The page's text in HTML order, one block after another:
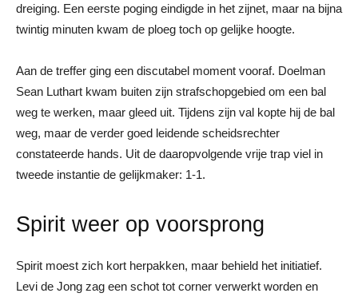
dreiging. Een eerste poging eindigde in het zijnet, maar na bijna
twintig minuten kwam de ploeg toch op gelijke hoogte.
Aan de treffer ging een discutabel moment vooraf. Doelman
Sean Luthart kwam buiten zijn strafschopgebied om een bal
weg te werken, maar gleed uit. Tijdens zijn val kopte hij de bal
weg, maar de verder goed leidende scheidsrechter
constateerde hands. Uit de daaropvolgende vrije trap viel in
tweede instantie de gelijkmaker: 1-1.
Spirit weer op voorsprong
Spirit moest zich kort herpakken, maar behield het initiatief.
Levi de Jong zag een schot tot corner verwerkt worden en